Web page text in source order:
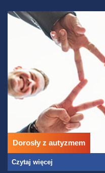
Dorosły z autyzmem
Czytaj więcej